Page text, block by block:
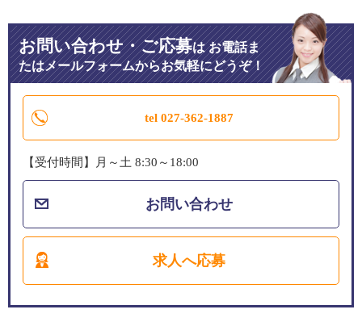
お問い合わせ・ご応募はお電話ま
たはメールフォームからお気軽にどうぞ！
tel 027-362-1887
【受付時間】月～土 8:30～18:00
お問い合わせ
求人へ応募